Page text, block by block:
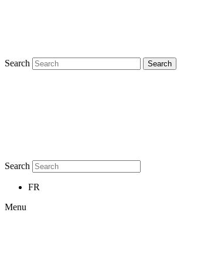
Search Search
Search
FR
Menu